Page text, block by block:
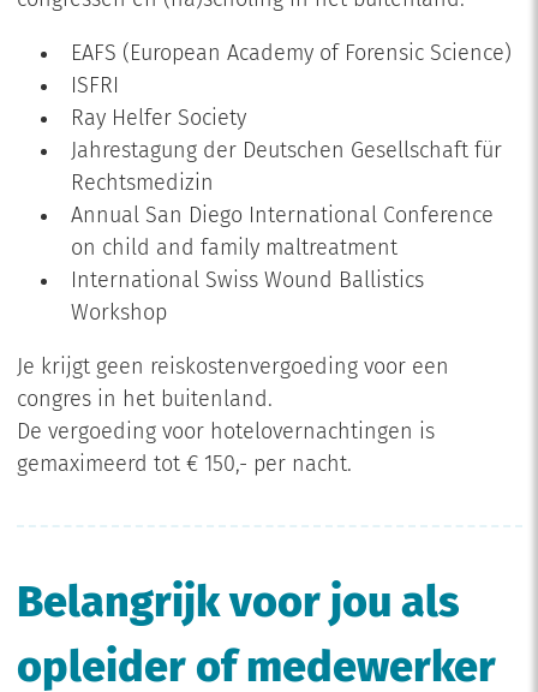
EAFS (European Academy of Forensic Science)
ISFRI
Ray Helfer Society
Jahrestagung der Deutschen Gesellschaft für
Rechtsmedizin
Annual San Diego International Conference
on child and family maltreatment
International Swiss Wound Ballistics
Workshop
Je krijgt geen reiskostenvergoeding voor een
congres in het buitenland.
De vergoeding voor hotelovernachtingen is
gemaximeerd tot € 150,- per nacht.
Belangrijk voor jou als
opleider of medewerker